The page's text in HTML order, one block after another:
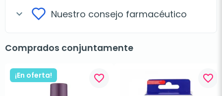
expand_more Nuestro consejo farmacéutico
Comprados conjuntamente
¡En oferta! favorite_border favorite_border